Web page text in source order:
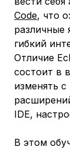
Code, что
различные
гибкий
Отличие
состоит в
изменять
IDE,
В этом